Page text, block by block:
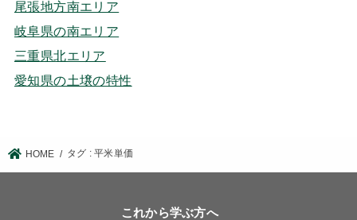
尾張地方南エリア
岐阜県の南エリア
三重県北エリア
愛知県の土壌の特性
HOME タグ : 平米単価
これから学ぶ方へ